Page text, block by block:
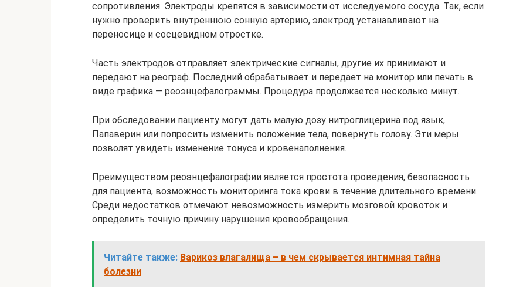
сопротивления. Электроды крепятся в зависимости от исследуемого сосуда. Так, если
нужно проверить внутреннюю сонную артерию, электрод устанавливают на
переносице и сосцевидном отростке.
Часть электродов отправляет электрические сигналы, другие их принимают и
передают на реограф. Последний обрабатывает и передает на монитор или печать в
виде графика — реоэнцефалограммы. Процедура продолжается несколько минут.
При обследовании пациенту могут дать малую дозу нитроглицерина под язык,
Папаверин или попросить изменить положение тела, повернуть голову. Эти меры
позволят увидеть изменение тонуса и кровенаполнения.
Преимуществом реоэнцефалографии является простота проведения, безопасность
для пациента, возможность мониторинга тока крови в течение длительного времени.
Среди недостатков отмечают невозможность измерить мозговой кровоток и
определить точную причину нарушения кровообращения.
Читайте также: Варикоз влагалища – в чем скрывается интимная тайна
болезни